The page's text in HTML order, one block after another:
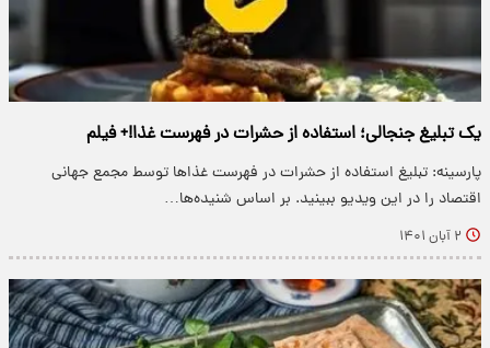
یک تبلیغ جنجالی؛ استفاده از حشرات در فهرست غذا!+ فیلم
پارسینه: تبلیغ استفاده از حشرات در فهرست غذاها توسط مجمع جهانی
اقتصاد را در این ویدیو ببینید. بر اساس شنیده‌ها…
۲ آبان ۱۴۰۱